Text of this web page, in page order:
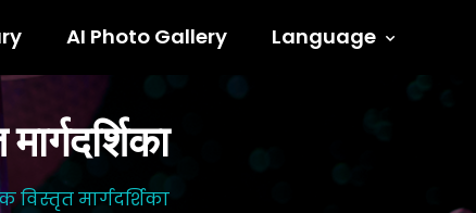
AI Photo Gallery Language
मार्गदर्शिका